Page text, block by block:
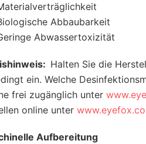
Abbaubarkeit
Abwassertoxizität
Halten Sie die
ein. Welche
frei zugänglich unter
online unter
Aufbereitung